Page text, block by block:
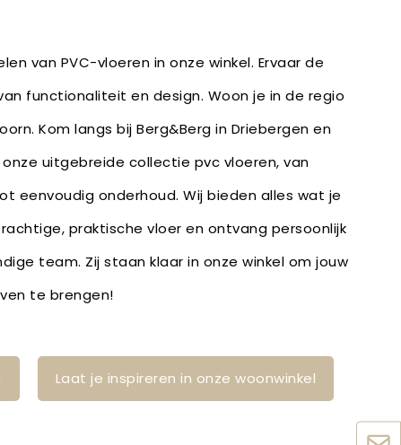
van PVC-vloeren in onze winkel. Ervaar de
functionaliteit en design. Woon je in de regio
Kom langs bij Berg&Berg in Driebergen en
uitgebreide collectie pvc vloeren, van
eenvoudig onderhoud. Wij bieden alles wat je
praktische vloer en ontvang persoonlijk
team. Zij staan klaar in onze winkel om jouw
te brengen!
Laat je inspireren in onze woonwinkel